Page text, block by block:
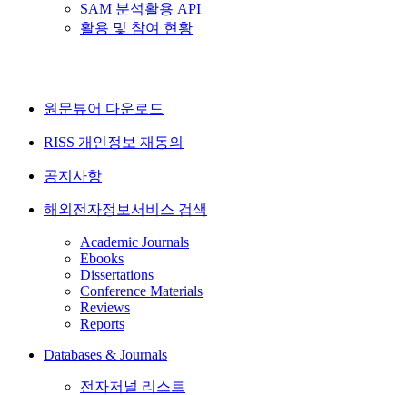
SAM 분석활용 API
활용 및 참여 현황
원문뷰어 다운로드
RISS 개인정보 재동의
공지사항
해외전자정보서비스 검색
Academic Journals
Ebooks
Dissertations
Conference Materials
Reviews
Reports
Databases & Journals
전자저널 리스트